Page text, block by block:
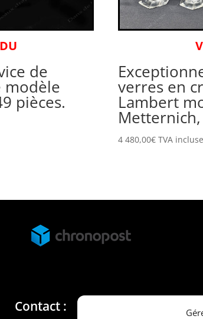
de
modèle
pièces.
verres en
Lambert
4 480,00€ TVA incluse
Contact :